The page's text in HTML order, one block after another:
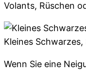
Volants, Rüschen
Kleines
Wenn Sie eine